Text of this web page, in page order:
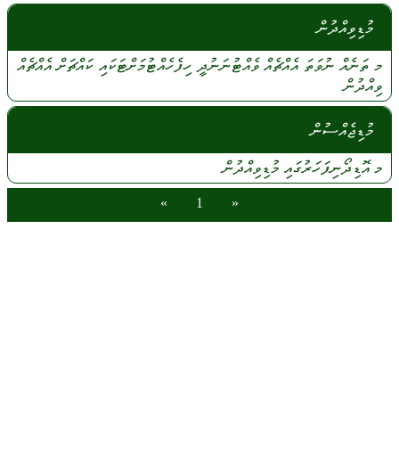
މުޑިވިއްދުން
މ ތަނެއް ނުވަތައެއްޗެއްވެއްޓުނަނުދީހިފެހެއްޓުމަށްޓަކައިކައްޗަށްއެއްޗެއް
ވިއްދުން
މުޑިޖެއްސުން
މއޮޑިދޯނިފަހަރުގައި މުޑިވިއްދުން
«
1
»